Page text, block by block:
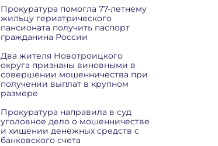
Прокуратура помогла 77-летнему
жильцу гериатрического
пансионата получить паспорт
гражданина России
Два жителя Новотроицкого
округа признаны виновными в
совершении мошенничества при
получении выплат в крупном
размере
Прокуратура направила в суд
уголовное дело о мошенничестве
и хищении денежных средств с
банковского счета